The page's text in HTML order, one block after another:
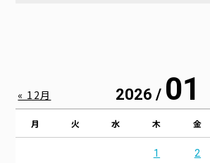
2026 / 01
月 火 水 木 金
1 2
« 12月